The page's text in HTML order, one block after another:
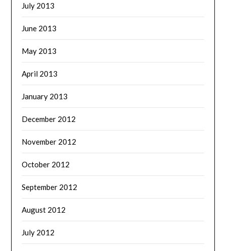
July 2013
June 2013
May 2013
April 2013
January 2013
December 2012
November 2012
October 2012
September 2012
August 2012
July 2012